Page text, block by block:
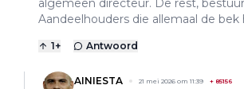
algemeen directeur. De rest,
Aandeelhouders die allemaal de bek
1+ Antwoord
AINIESTA 21 mei 2026 om 11:39 + 85156